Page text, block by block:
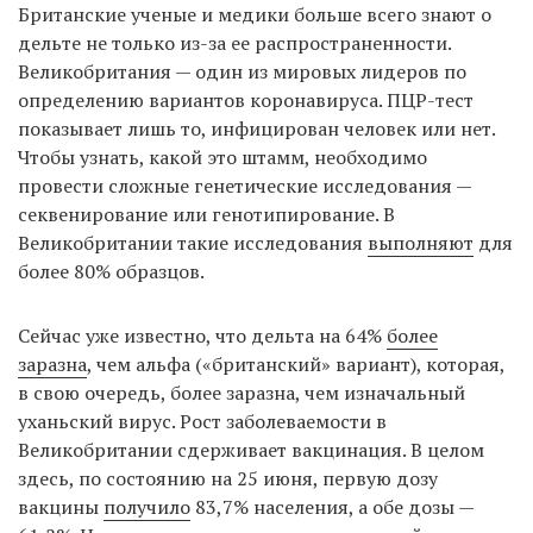
Британские ученые и медики больше всего знают о
дельте не только из-за ее распространенности.
Великобритания — один из мировых лидеров по
определению вариантов коронавируса. ПЦР-тест
показывает лишь то, инфицирован человек или нет.
Чтобы узнать, какой это штамм, необходимо
провести сложные генетические исследования —
секвенирование или генотипирование. В
Великобритании такие исследования выполняют для
более 80% образцов.
Сейчас уже известно, что дельта на 64% более
заразна, чем альфа («британский» вариант), которая,
в свою очередь, более заразна, чем изначальный
уханьский вирус. Рост заболеваемости в
Великобритании сдерживает вакцинация. В целом
здесь, по состоянию на 25 июня, первую дозу
вакцины получило 83,7% населения, а обе дозы —